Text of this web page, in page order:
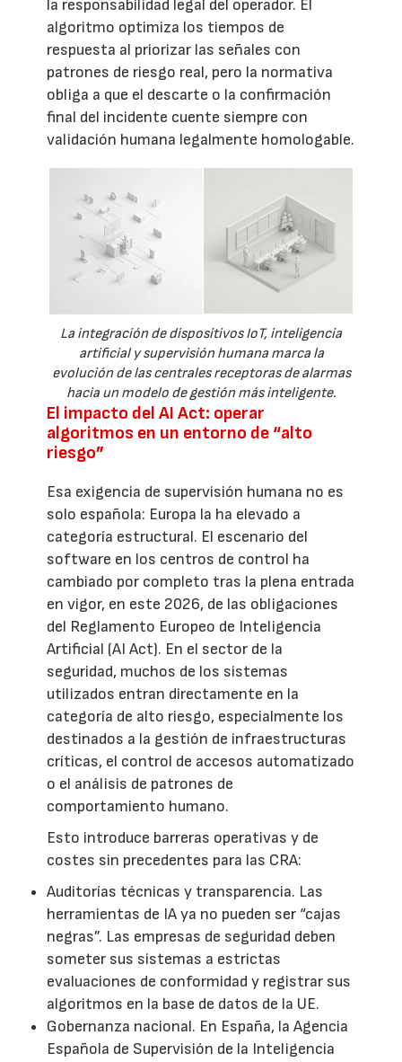
la responsabilidad legal del operador. El
algoritmo optimiza los tiempos de
respuesta al priorizar las señales con
patrones de riesgo real, pero la normativa
obliga a que el descarte o la confirmación
final del incidente cuente siempre con
validación humana legalmente homologable.
La integración de dispositivos IoT, inteligencia
artificial y supervisión humana marca la
evolución de las centrales receptoras de alarmas
hacia un modelo de gestión más inteligente.
El impacto del AI Act: operar
algoritmos en un entorno de “alto
riesgo”
Esa exigencia de supervisión humana no es
solo española: Europa la ha elevado a
categoría estructural. El escenario del
software en los centros de control ha
cambiado por completo tras la plena entrada
en vigor, en este 2026, de las obligaciones
del Reglamento Europeo de Inteligencia
Artificial (AI Act). En el sector de la
seguridad, muchos de los sistemas
utilizados entran directamente en la
categoría de alto riesgo, especialmente los
destinados a la gestión de infraestructuras
críticas, el control de accesos automatizado
o el análisis de patrones de
comportamiento humano.
Esto introduce barreras operativas y de
costes sin precedentes para las CRA:
Auditorías técnicas y transparencia. Las
herramientas de IA ya no pueden ser “cajas
negras”. Las empresas de seguridad deben
someter sus sistemas a estrictas
evaluaciones de conformidad y registrar sus
algoritmos en la base de datos de la UE.
Gobernanza nacional. En España, la Agencia
Española de Supervisión de la Inteligencia